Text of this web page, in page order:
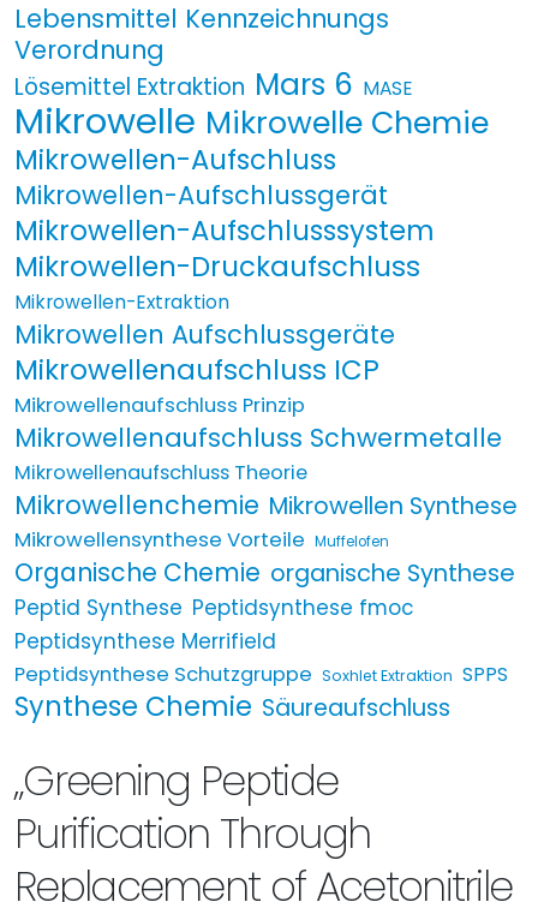
Lebensmittel Kennzeichnungs
Verordnung
Lösemittel Extraktion Mars 6 MASE
Mikrowelle Mikrowelle Chemie
Mikrowellen-Aufschluss
Mikrowellen-Aufschlussgerät
Mikrowellen-Aufschlusssystem
Mikrowellen-Druckaufschluss
Mikrowellen-Extraktion
Mikrowellen Aufschlussgeräte
Mikrowellenaufschluss ICP
Mikrowellenaufschluss Prinzip
Mikrowellenaufschluss Schwermetalle
Mikrowellenaufschluss Theorie
Mikrowellenchemie Mikrowellen Synthese
Mikrowellensynthese Vorteile Muffelofen
Organische Chemie organische Synthese
Peptid Synthese Peptidsynthese fmoc
Peptidsynthese Merrifield
Peptidsynthese Schutzgruppe Soxhlet Extraktion SPPS
Synthese Chemie Säureaufschluss
„Greening Peptide
Purification Through
Replacement of Acetonitrile